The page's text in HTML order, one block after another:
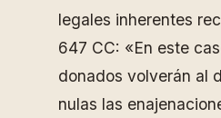
legales inherentes
647 CC: «En este
donados volverán al
nulas las